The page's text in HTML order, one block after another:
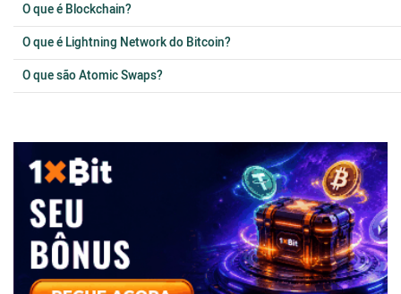
O que é Blockchain?
O que é Lightning Network do Bitcoin?
O que são Atomic Swaps?